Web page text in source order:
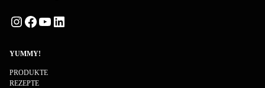
Instagram Facebook YouTube LinkedIn
YUMMY!
PRODUKTE
REZEPTE